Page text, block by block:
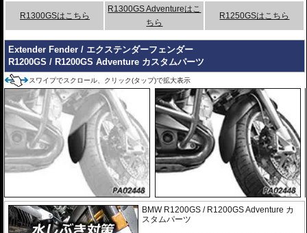
R1300GSはこちら
R1300GS Adventureはこ
ちら
R1250GSはこちら
Extender Fender / エクステンダーフェンダー
R1200GS / R1200GS Adventure カスタムパーツ
スワイプでスクロール、クリック(タップ)で拡大表示
BMW R1200GS / R1200GS Adventure カ
スタムパーツ